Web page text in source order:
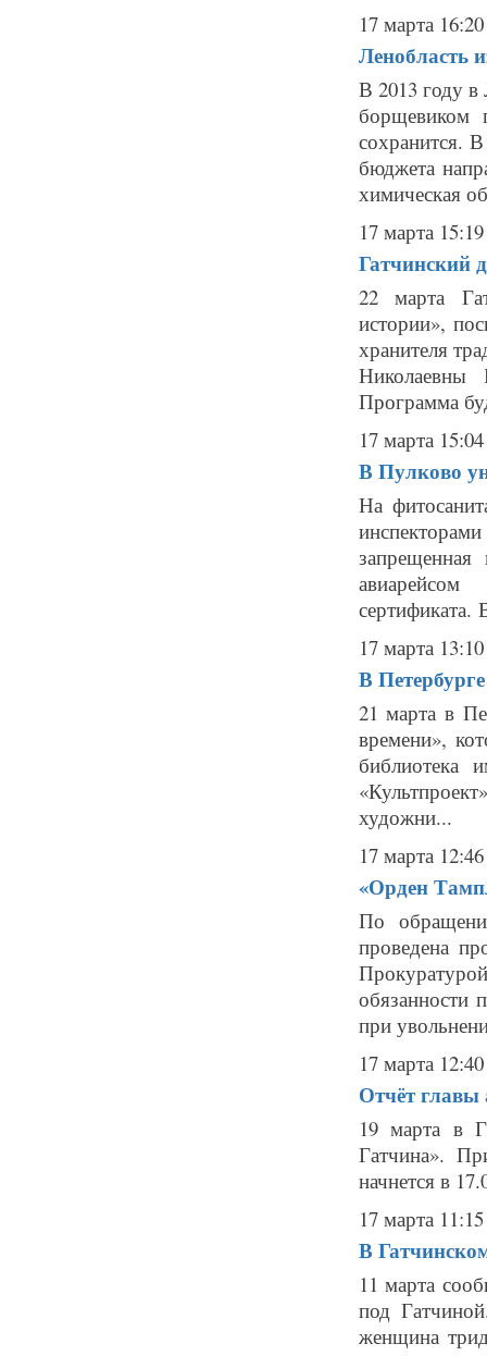
17 марта 16:20
Ленобласть
В 2013 году в
сохранится.
бюджета
химическая
17 марта 15:19
Гатчинский
22 марта
истории»,
хранителя
Николаевны
Программа
17 марта 15:04
В Пулково
На
сертификата.
17 марта 13:10
В
21 марта в
времени»,
библиотека
художни...
17 марта 12:46
«Орден
По
проведена
обязанности
при
17 марта 12:40
Отчёт
19 марта в
Гатчина».
начнется в
17 марта 11:15
В
11 марта
под
женщина